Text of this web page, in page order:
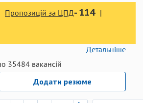
Пропозицій за ЦПД-114
Детальніше
35484 вакансій
Додати резюме